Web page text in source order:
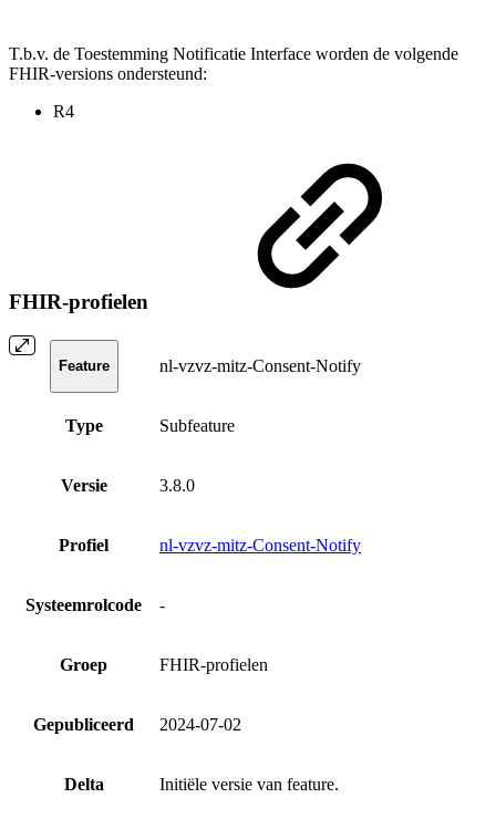
T.b.v. de Toestemming Notificatie Interface worden de volgende
FHIR-versions ondersteund:
R4
FHIR-profielen
Feature nl-vzvz-mitz-Consent-Notify
Type Subfeature
Versie 3.8.0
Profiel nl-vzvz-mitz-Consent-Notify
Systeemrolcode -
Groep FHIR-profielen
Gepubliceerd 2024-07-02
Delta Initiële versie van feature.